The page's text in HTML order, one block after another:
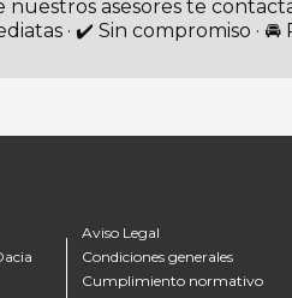
asesores te
· ✔️ Sin compromiso ·
Aviso Legal
Condiciones generales
Cumplimiento normativo